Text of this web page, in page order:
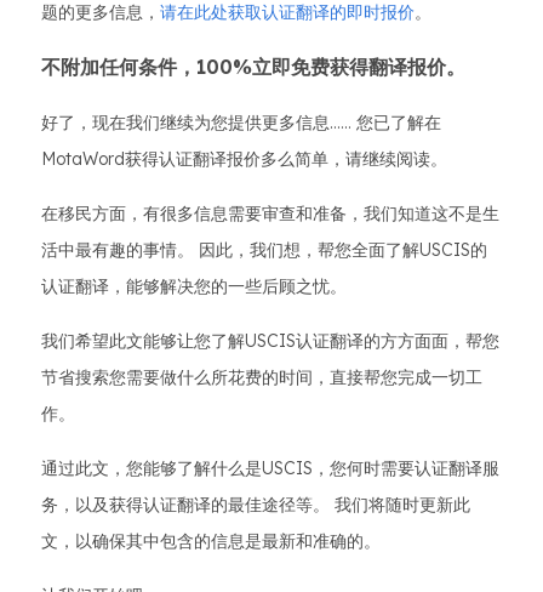
题的更多信息， 请在此处获取认证翻译的即时报价。
不附加任何条件，100%立即免费获得翻译报价。
好了，现在我们继续为您提供更多信息...... 您已了解在
MotaWord获得认证翻译报价多么简单，请继续阅读。
在移民方面，有很多信息需要审查和准备，我们知道这不是生
活中最有趣的事情。 因此，我们想，帮您全面了解USCIS的
认证翻译，能够解决您的一些后顾之忧。
我们希望此文能够让您了解USCIS认证翻译的方方面面，帮您
节省搜索您需要做什么所花费的时间，直接帮您完成一切工
作。
通过此文，您能够了解什么是USCIS，您何时需要认证翻译服
务，以及获得认证翻译的最佳途径等。 我们将随时更新此
文，以确保其中包含的信息是最新和准确的。